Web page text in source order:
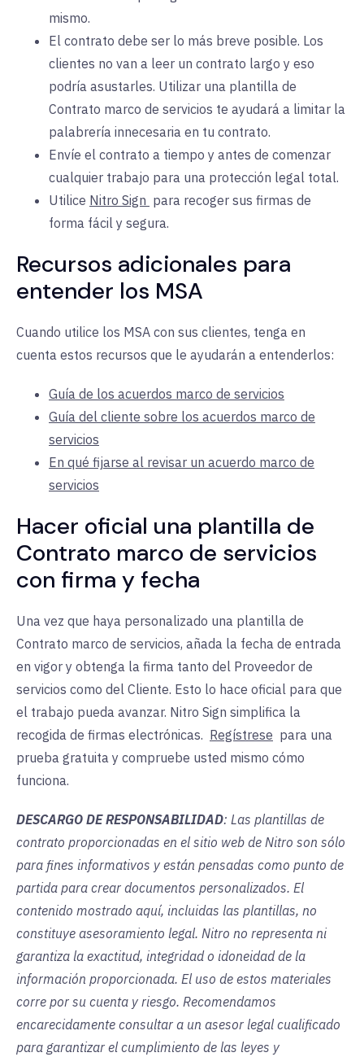
mismo.
El contrato debe ser lo más breve posible. Los
clientes no van a leer un contrato largo y eso
podría asustarles. Utilizar una plantilla de
Contrato marco de servicios te ayudará a limitar la
palabrería innecesaria en tu contrato.
Envíe el contrato a tiempo y antes de comenzar
cualquier trabajo para una protección legal total.
Utilice Nitro Sign para recoger sus firmas de
forma fácil y segura.
Recursos adicionales para
entender los MSA
Cuando utilice los MSA con sus clientes, tenga en
cuenta estos recursos que le ayudarán a entenderlos:
Guía de los acuerdos marco de servicios
Guía del cliente sobre los acuerdos marco de
servicios
En qué fijarse al revisar un acuerdo marco de
servicios
Hacer oficial una plantilla de
Contrato marco de servicios
con firma y fecha
Una vez que haya personalizado una plantilla de
Contrato marco de servicios, añada la fecha de entrada
en vigor y obtenga la firma tanto del Proveedor de
servicios como del Cliente. Esto lo hace oficial para que
el trabajo pueda avanzar. Nitro Sign simplifica la
recogida de firmas electrónicas. Regístrese para una
prueba gratuita y compruebe usted mismo cómo
funciona.
DESCARGO DE RESPONSABILIDAD: Las plantillas de
contrato proporcionadas en el sitio web de Nitro son sólo
para fines informativos y están pensadas como punto de
partida para crear documentos personalizados. El
contenido mostrado aquí, incluidas las plantillas, no
constituye asesoramiento legal. Nitro no representa ni
garantiza la exactitud, integridad o idoneidad de la
información proporcionada. El uso de estos materiales
corre por su cuenta y riesgo. Recomendamos
encarecidamente consultar a un asesor legal cualificado
para garantizar el cumplimiento de las leyes y